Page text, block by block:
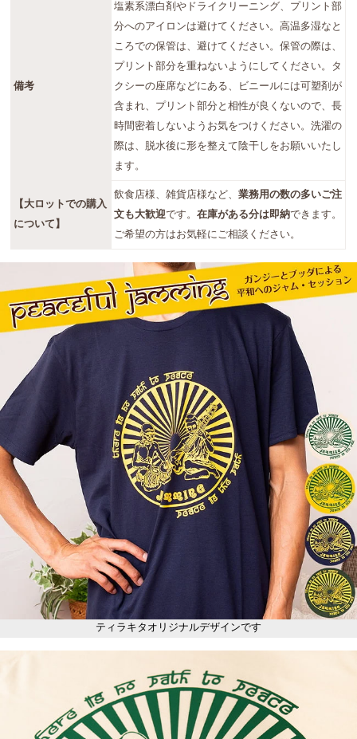
備考
塩素系漂白剤やドライクリーニング、プリント部
分へのアイロンは避けてください。高温多湿なと
ころでの保管は、避けてください。保管の際は、
プリント部分を重ねないようにしてください。タ
クシーの座席などにある、ビニールには可塑剤が
含まれ、プリント部分と相性が良くないので、長
時間密着しないようお気をつけください。洗濯の
際は、脱水後に形を整えて陰干しをお願いいたし
ます。
【大ロットでの購入
について】
飲食店様、雑貨店様など、業務用の数の多いご注
文も大歓迎です。在庫がある分は即納できます。
ご希望の方はお気軽にご相談ください。
ティラキタオリジナルデザインです